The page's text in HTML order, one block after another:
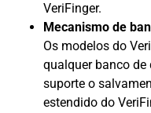
VeriFinger.
Mecanismo de
Os modelos do
qualquer banco
suporte o
estendido do